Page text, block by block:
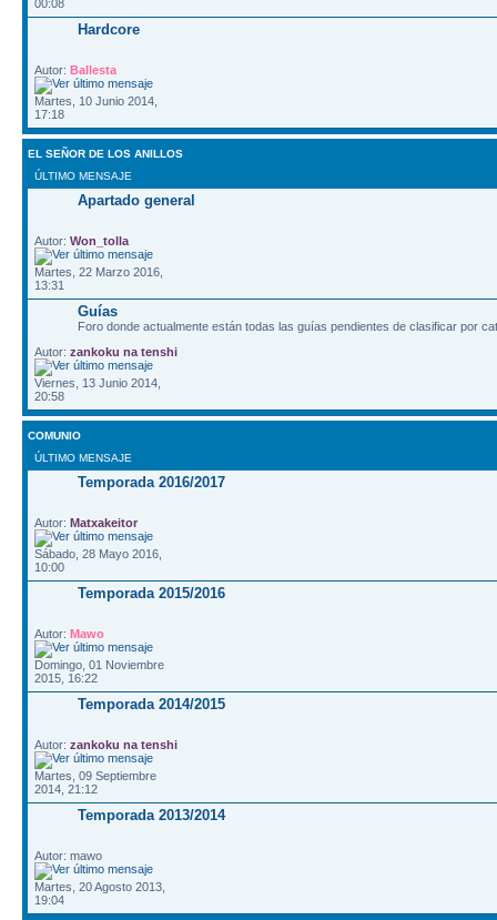
00:08
Hardcore
Autor: Ballesta
Martes, 10 Junio 2014,
17:18
EL SEÑOR DE LOS ANILLOS
ÚLTIMO MENSAJE
Apartado general
Autor: Won_tolla
Martes, 22 Marzo 2016,
13:31
Guías
Foro donde actualmente están todas las guías pendientes de clasificar por
Autor: zankoku na tenshi
Viernes, 13 Junio 2014,
20:58
COMUNIO
ÚLTIMO MENSAJE
Temporada 2016/2017
Autor: Matxakeitor
Sábado, 28 Mayo 2016,
10:00
Temporada 2015/2016
Autor: Mawo
Domingo, 01 Noviembre
2015, 16:22
Temporada 2014/2015
Autor: zankoku na tenshi
Martes, 09 Septiembre
2014, 21:12
Temporada 2013/2014
Autor: mawo
Martes, 20 Agosto 2013,
19:04